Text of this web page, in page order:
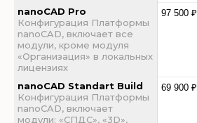
nanoCAD Pro
Конфигурация Платформы
nanoCAD, включает все
модули, кроме модуля
«Организация» в локальных
лицензиях
nanoCAD Standart Build
Конфигурация Платформы
nanoCAD, включает
модули: «СПДС», «3D»,
97 500 ₽
69 900 ₽